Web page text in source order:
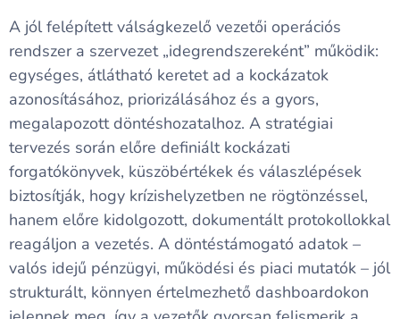
A jól felépített válságkezelő vezetői operációs
rendszer a szervezet „idegrendszereként” működik:
egységes, átlátható keretet ad a kockázatok
azonosításához, priorizálásához és a gyors,
megalapozott döntéshozatalhoz. A stratégiai
tervezés során előre definiált kockázati
forgatókönyvek, küszöbértékek és válaszlépések
biztosítják, hogy krízishelyzetben ne rögtönzéssel,
hanem előre kidolgozott, dokumentált protokollokkal
reagáljon a vezetés. A döntéstámogató adatok –
valós idejű pénzügyi, működési és piaci mutatók – jól
strukturált, könnyen értelmezhető dashboardokon